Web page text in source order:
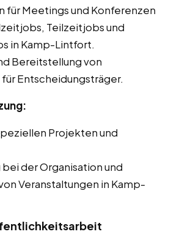
für Meetings und Konferenzen
Teilzeitjobs und
in Kamp-Lintfort.
Bereitstellung von
Entscheidungsträger.
Projekten und
der Organisation und
Veranstaltungen in Kamp-